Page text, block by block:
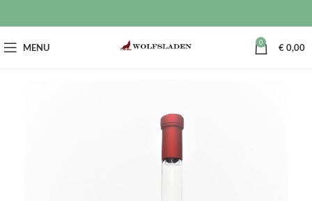
MENU 0 €0,00